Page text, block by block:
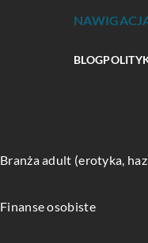
BLOG
Branża adult (erotyka,
Finanse osobiste